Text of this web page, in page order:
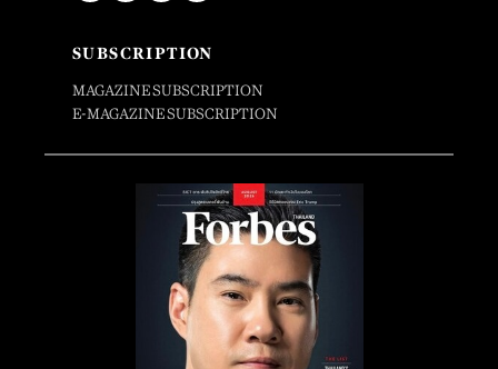
SUBSCRIPTION
MAGAZINE SUBSCRIPTION
E-MAGAZINE SUBSCRIPTION